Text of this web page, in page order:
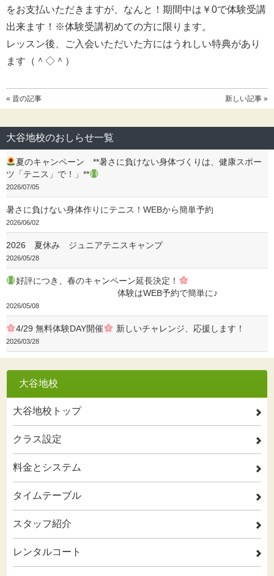
をお支払いただきますが、なんと！期間中は￥0で体験受講
出来ます！※体験受講初めての方に限ります。
レッスン後、ご入会いただいた方にはうれしい特典があり
ます（＾◇＾）
« 昔の記事 新しい記事 »
大谷地校のおしらせ一覧
夏のキャンペーン **暑さに負けない身体づくりは、健康スポー
ツ「テニス」で！」**
2026/07/05
暑さに負けない身体作りにテニス！WEBから簡単予約
2026/06/02
2026 夏休み ジュニアテニスキャンプ
2026/05/28
好評につき、春のキャンペーン延長決定！
体験はWEB予約で簡単に♪
2026/05/08
4/29 無料体験DAY開催 新しいチャレンジ、応援します！
2026/03/28
大谷地校
大谷地校トップ 2
クラス設定 2
料金とシステム 2
タイムテーブル 2
スタッフ紹介 2
レンタルコート 2